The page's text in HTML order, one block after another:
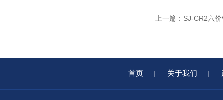
上一篇： SJ-CR2六
首页 | 关于我们 |